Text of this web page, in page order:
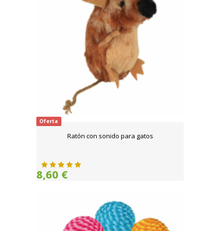
Oferta
Ratón con sonido para gatos
8,60 €